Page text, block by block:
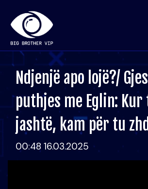
Ndjenjë apo lojë?/
puthjes me Eglin: Kur
jashtë, kam për tu
00:48 16.03.2025